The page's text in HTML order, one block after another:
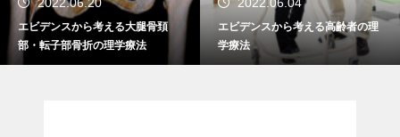
エビデンスから考える高齢者の理
学療法
理学療法・作業療法などの専門書
を高価買取！